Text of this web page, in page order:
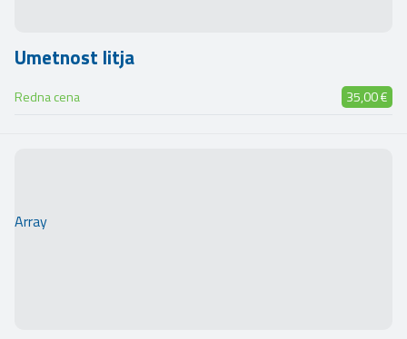
Umetnost litja
Redna cena 35,00 €
Array